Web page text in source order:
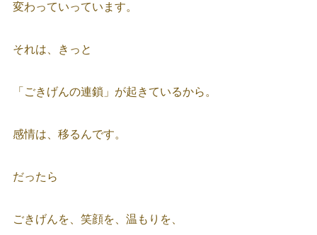
変わっていっています。
それは、きっと
「ごきげんの連鎖」が起きているから。
感情は、移るんです。
だったら
ごきげんを、笑顔を、温もりを、